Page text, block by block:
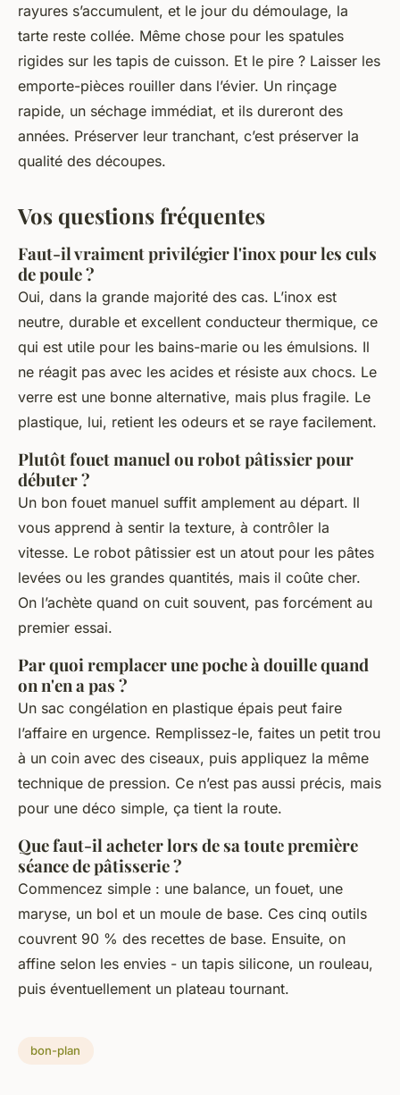
rayures s’accumulent, et le jour du démoulage, la
tarte reste collée. Même chose pour les spatules
rigides sur les tapis de cuisson. Et le pire ? Laisser les
emporte-pièces rouiller dans l’évier. Un rinçage
rapide, un séchage immédiat, et ils dureront des
années. Préserver leur tranchant, c’est préserver la
qualité des découpes.
Vos questions fréquentes
Faut-il vraiment privilégier l'inox pour les culs
de poule ?
Oui, dans la grande majorité des cas. L’inox est
neutre, durable et excellent conducteur thermique, ce
qui est utile pour les bains-marie ou les émulsions. Il
ne réagit pas avec les acides et résiste aux chocs. Le
verre est une bonne alternative, mais plus fragile. Le
plastique, lui, retient les odeurs et se raye facilement.
Plutôt fouet manuel ou robot pâtissier pour
débuter ?
Un bon fouet manuel suffit amplement au départ. Il
vous apprend à sentir la texture, à contrôler la
vitesse. Le robot pâtissier est un atout pour les pâtes
levées ou les grandes quantités, mais il coûte cher.
On l’achète quand on cuit souvent, pas forcément au
premier essai.
Par quoi remplacer une poche à douille quand
on n'en a pas ?
Un sac congélation en plastique épais peut faire
l’affaire en urgence. Remplissez-le, faites un petit trou
à un coin avec des ciseaux, puis appliquez la même
technique de pression. Ce n’est pas aussi précis, mais
pour une déco simple, ça tient la route.
Que faut-il acheter lors de sa toute première
séance de pâtisserie ?
Commencez simple : une balance, un fouet, une
maryse, un bol et un moule de base. Ces cinq outils
couvrent 90 % des recettes de base. Ensuite, on
affine selon les envies - un tapis silicone, un rouleau,
puis éventuellement un plateau tournant.
bon-plan